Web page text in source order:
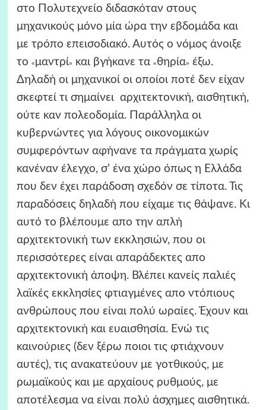
στο Πολυτεχνείο διδασκόταν στους
μηχανικούς μόνο μία ώρα την εβδομάδα και
με τρόπο επεισοδιακό. Αυτός ο νόμος άνοιξε
το «μαντρί» και βγήκανε τα «θηρία»
έξω.
Δηλαδή οι μηχανικοί οι οποίοι ποτέ δεν είχαν
σκεφτεί τι σημαίνει αρχιτεκτονική, αισθητική,
ούτε καν πολεοδομία. Παράλληλα οι
κυβερνώντες για λόγους οικονομικών
συμφερόντων αφήνανε τα πράγματα χωρίς
κανέναν έλεγχο, σ’ ένα χώρο όπως η Ελλάδα
που δεν έχει παράδοση σχεδόν σε τίποτα. Τις
παραδόσεις δηλαδή που είχαμε τις θάψανε. Κι
αυτό το βλέπουμε απο την απλή
αρχιτεκτονική των εκκλησιών, που οι
περισσότερες είναι απαράδεκτες απο
αρχιτεκτονική άποψη. Βλέπει κανείς παλιές
λαϊκές εκκλησίες φτιαγμένες απο ντόπιους
ανθρώπους που είναι πολύ ωραίες. Έχουν και
αρχιτεκτονική και ευαισθησία. Ενώ τις
καινούριες (δεν ξέρω ποιοι τις φτιάχνουν
αυτές), τις ανακατεύουν με γοτθικούς, με
ρωμαϊκούς και με αρχαίους ρυθμούς, με
αποτέλεσμα να είναι πολύ άσχημες αισθητικά.